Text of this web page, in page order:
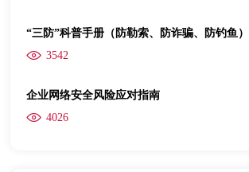
“三防”科普手册（防勒索、防诈骗、防钓鱼）
3542
企业网络安全风险应对指南
4026